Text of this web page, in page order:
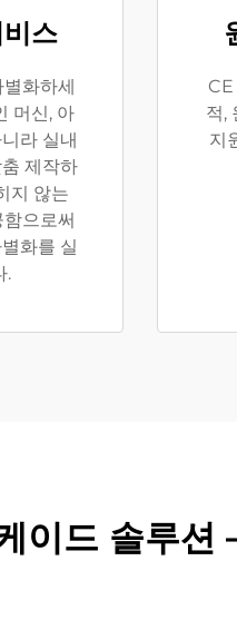
스
화하세
머신, 아
라 실내
제작하
지 않는
으로써
화를 실
.
적,
지
이드 솔루션